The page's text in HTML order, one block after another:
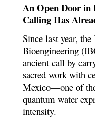
An Open Door in
Calling Has
Since last year,
Bioengineering
ancient call by
sacred work with
Mexico—one of
quantum water
intensity.